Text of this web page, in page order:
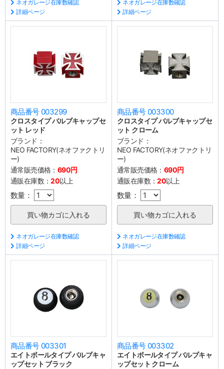
ネオガレージ在庫数確認
詳細ページ
ネオガレージ在庫数確認
詳細ページ
商品番号 003299
クロスタイプ バルブキャップセ
ット レッド
ブランド：
NEO FACTORY(ネオファクトリ
ー)
通常販売価格： 690円
通販在庫数：20以上
数量：
ネオガレージ在庫数確認
詳細ページ
商品番号 003300
クロスタイプ バルブキャップセ
ット クローム
ブランド：
NEO FACTORY(ネオファクトリ
ー)
通常販売価格： 690円
通販在庫数：20以上
数量：
ネオガレージ在庫数確認
詳細ページ
商品番号 003301
エイトボールタイプ バルブキャ
ップセット ブラック
商品番号 003302
エイトボールタイプ バルブキャ
ップセット クローム